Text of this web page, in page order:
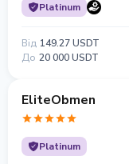
Platinum
Від 149.27 USDT
До 20 000 USDT
EliteObmen
Platinum